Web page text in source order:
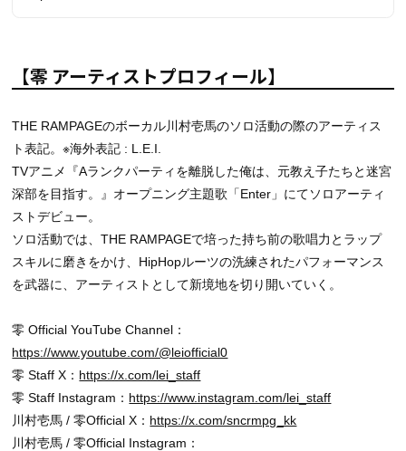
【零 アーティストプロフィール】
THE RAMPAGEのボーカル川村壱馬のソロ活動の際のアーティス
ト表記。※海外表記 : L.E.I.
TVアニメ『Aランクパーティを離脱した俺は、元教え子たちと迷宮
深部を目指す。』オープニング主題歌「Enter」にてソロアーティ
ストデビュー。
ソロ活動では、THE RAMPAGEで培った持ち前の歌唱力とラップ
スキルに磨きをかけ、HipHopルーツの洗練されたパフォーマンス
を武器に、アーティストとして新境地を切り開いていく。
零 Official YouTube Channel：
https://www.youtube.com/@leiofficial0
零 Staff X： https://x.com/lei_staff
零 Staff Instagram： https://www.instagram.com/lei_staff
川村壱馬 / 零Official X： https://x.com/sncrmpg_kk
川村壱馬 / 零Official Instagram：